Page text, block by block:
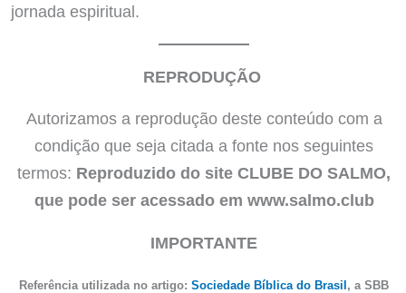
jornada espiritual.
REPRODUÇÃO
Autorizamos a reprodução deste conteúdo com a
condição que seja citada a fonte nos seguintes
termos: Reproduzido do site CLUBE DO SALMO,
que pode ser acessado em www.salmo.club
IMPORTANTE
Referência utilizada no artigo: Sociedade Bíblica do Brasil, a SBB